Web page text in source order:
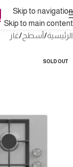
Skip to navigation
Skip to main content
الرئيسية/أسطح/غاز
SOLD OUT